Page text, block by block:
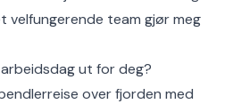
velfungerende team gjør meg
ut for deg?
over fjorden med